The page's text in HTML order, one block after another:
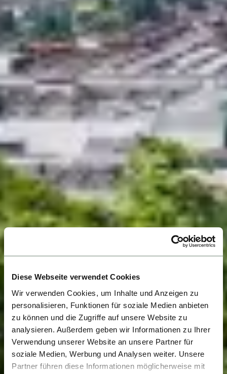
Diese Webseite verwendet Cookies
Wir verwenden Cookies, um Inhalte und Anzeigen zu
personalisieren, Funktionen für soziale Medien anbieten
zu können und die Zugriffe auf unsere Website zu
analysieren. Außerdem geben wir Informationen zu Ihrer
Verwendung unserer Website an unsere Partner für
soziale Medien, Werbung und Analysen weiter. Unsere
Partner führen diese Informationen möglicherweise mit